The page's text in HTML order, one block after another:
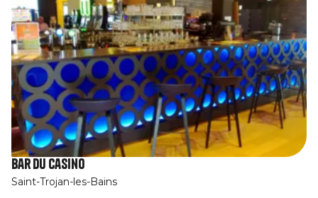
Bar du Casino
Saint-Trojan-les-Bains